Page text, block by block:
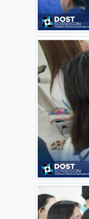
Source: